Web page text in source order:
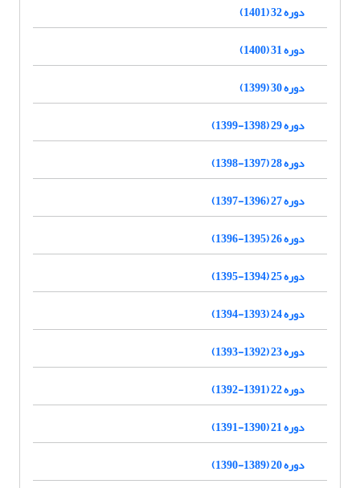
دوره 32 (1401)
دوره 31 (1400)
دوره 30 (1399)
دوره 29 (1398-1399)
دوره 28 (1397-1398)
دوره 27 (1396-1397)
دوره 26 (1395-1396)
دوره 25 (1394-1395)
دوره 24 (1393-1394)
دوره 23 (1392-1393)
دوره 22 (1391-1392)
دوره 21 (1390-1391)
دوره 20 (1389-1390)